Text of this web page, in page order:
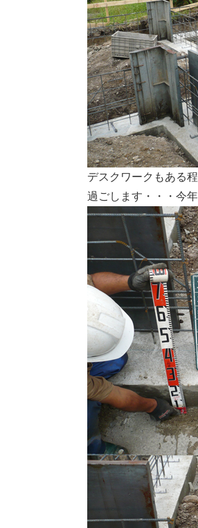
デスクワークもある
過ごします・・・今